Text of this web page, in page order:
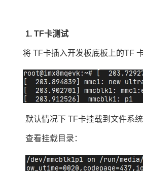
1. TF卡测试
将 TF卡插入开发板底板上的TF
默认情况下 TF卡挂载到文件系
查看挂载目录：